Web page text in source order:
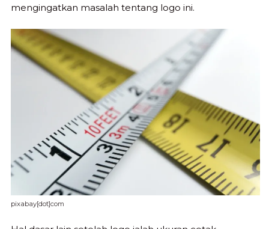
mengingatkan masalah tentang logo ini.
pixabay[dot]com